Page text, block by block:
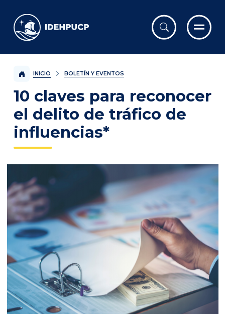
IDEHPUCP
INICIO BOLETÍN Y EVENTOS
10 claves para reconocer
el delito de tráfico de
influencias*